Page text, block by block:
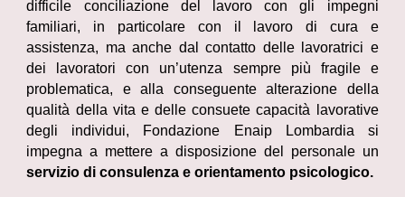
difficile conciliazione del lavoro con gli impegni
familiari, in particolare con il lavoro di cura e
assistenza, ma anche dal contatto delle lavoratrici e
dei lavoratori con un’utenza sempre più fragile e
problematica, e alla conseguente alterazione della
qualità della vita e delle consuete capacità lavorative
degli individui, Fondazione Enaip Lombardia si
impegna a mettere a disposizione del personale un
servizio di consulenza e orientamento psicologico.